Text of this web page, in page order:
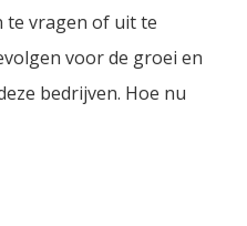
te vragen of uit te
voor de groei en
bedrijven. Hoe nu